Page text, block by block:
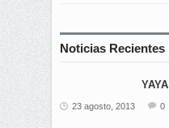
Noticias Recientes
YAYA
23 agosto, 2013 0